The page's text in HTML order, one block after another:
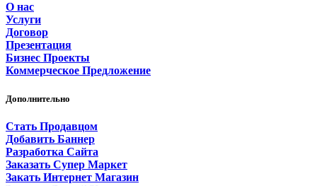
О нас
Услуги
Договор
Презентация
Бизнес Проекты
Коммерческое Предложение
Дополнительно
Стать Продавцом
Добавить Баннер
Разработка Сайта
Заказать Супер Маркет
Закать Интернет Магазин